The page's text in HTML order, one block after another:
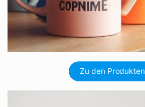
Zu den Produkten